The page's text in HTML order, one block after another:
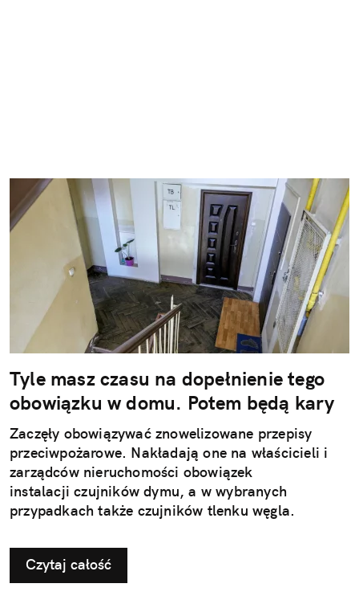
Tyle masz czasu na dopełnienie tego
obowiązku w domu. Potem będą kary
Zaczęły obowiązywać znowelizowane przepisy
przeciwpożarowe. Nakładają one na właścicieli i
zarządców nieruchomości obowiązek
instalacji czujników dymu, a w wybranych
przypadkach także czujników tlenku węgla.
Czytaj całość